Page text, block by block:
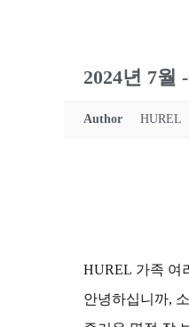
2024년 7월
Author HUREL
HUREL 가족 여
안녕하십니까,